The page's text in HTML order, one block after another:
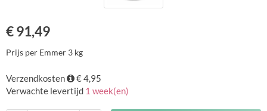
€91,49
Prijs per Emmer 3 kg
Verzendkosten
€ 4,95
Verwachte levertijd 1 week(en)